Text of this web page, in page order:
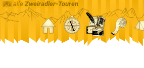
alle Zweiradler-Touren